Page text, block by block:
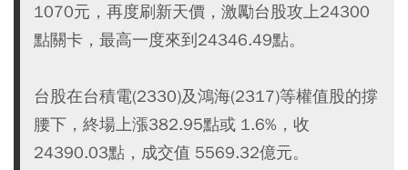
1070元，再度刷新天價，激勵台股攻上24300
點關卡，最高一度來到24346.49點。
台股在台積電(2330)及鴻海(2317)等權值股的撐
腰下，終場上漲382.95點或 1.6%，收
24390.03點，成交值 5569.32億元。